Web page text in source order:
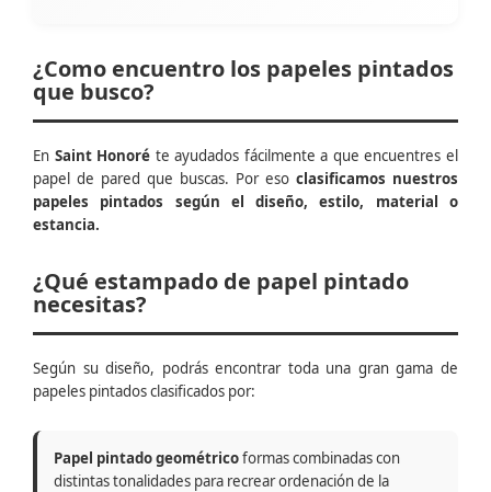
¿Como encuentro los papeles pintados
que busco?
En Saint Honoré te ayudados fácilmente a que encuentres el
papel de pared que buscas. Por eso clasificamos nuestros
papeles pintados según el diseño, estilo, material o
estancia.
¿Qué estampado de papel pintado
necesitas?
Según su diseño, podrás encontrar toda una gran gama de
papeles pintados clasificados por:
Papel pintado geométricoformas combinadas con
distintas tonalidades para recrear ordenación de la